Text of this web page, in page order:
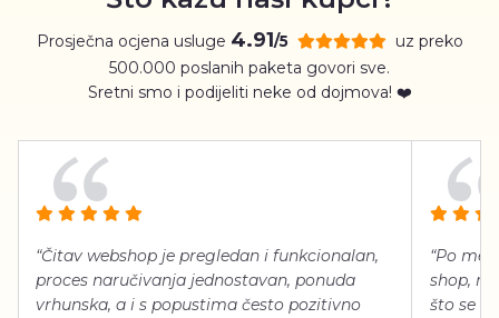
Prosječna ocjena usluge 4.91/5
uz preko
500.000 poslanih paketa govori sve.
Sretni smo i podijeliti neke od dojmova! ❤️
“Čitav webshop je pregledan i funkcionalan,
proces naručivanja jednostavan, ponuda
vrhunska, a i s popustima često pozitivno
“Po
shop,
što se